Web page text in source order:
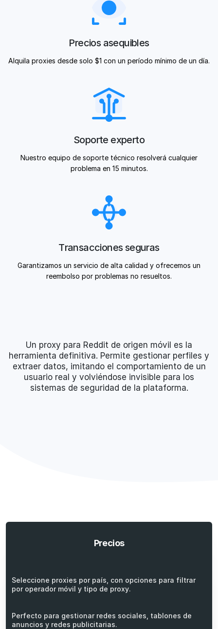
Precios asequibles
Alquila proxies desde solo $1 con un período mínimo de un día.
Soporte experto
Nuestro equipo de soporte técnico resolverá cualquier
problema en 15 minutos.
Transacciones seguras
Garantizamos un servicio de alta calidad y ofrecemos un
reembolso por problemas no resueltos.
Un proxy para Reddit de origen móvil es la
herramienta definitiva. Permite gestionar perfiles y
extraer datos, imitando el comportamiento de un
usuario real y volviéndose invisible para los
sistemas de seguridad de la plataforma.
Precios
Seleccione proxies por país, con opciones para filtrar
por operador móvil y tipo de proxy.
Perfecto para gestionar redes sociales, tablones de
anuncios y redes publicitarias.